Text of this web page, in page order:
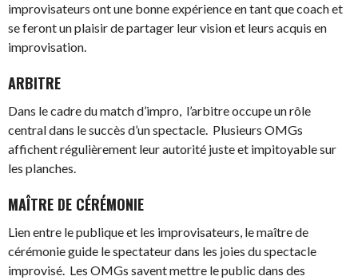
improvisateurs ont une bonne expérience en tant que coach et
se feront un plaisir de partager leur vision et leurs acquis en
improvisation.
ARBITRE
Dans le cadre du match d’impro, l’arbitre occupe un rôle
central dans le succès d’un spectacle. Plusieurs OMGs
affichent régulièrement leur autorité juste et impitoyable sur
les planches.
MAÎTRE DE CÉRÉMONIE
Lien entre le publique et les improvisateurs, le maître de
cérémonie guide le spectateur dans les joies du spectacle
improvisé. Les OMGs savent mettre le public dans des